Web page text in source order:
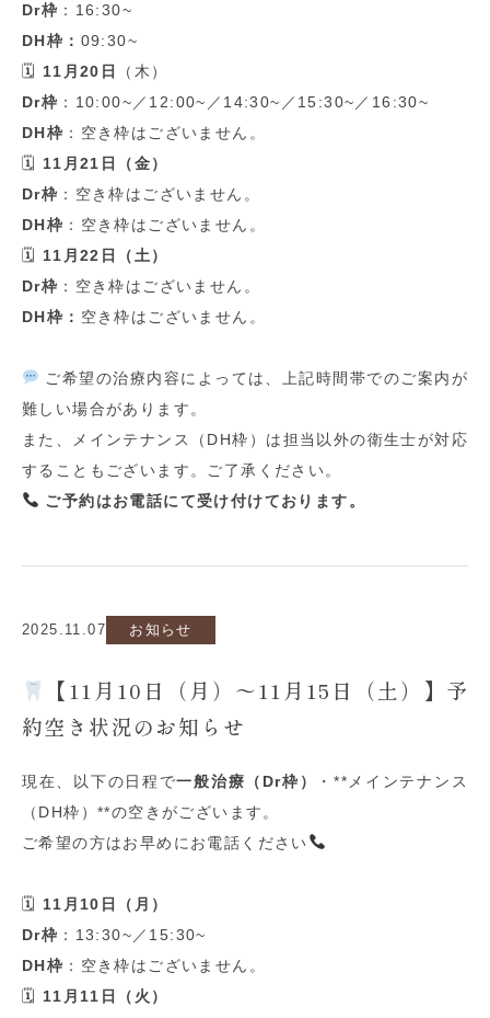
Dr枠 ： 16:30~
DH枠： 09:30~
🗓
11 月20 日
（木）
Dr枠 ： 10:00~ ／ 12:00~ ／ 14:30~ ／ 15:30~ ／ 16:30~
DH枠 ：空き枠はございません。
🗓
11 月21 日（金）
Dr枠 ：空き枠はございません。
DH枠 ：空き枠はございません。
🗓
11 月22 日（土）
Dr枠 ：空き枠はございません。
DH枠： 空き枠はございません。
ご希望の治療内容によっては、上記時間帯でのご案内が
難しい場合があります。
また、メインテナンス（ DH枠）は担当以外の衛生士が対応
することもございます。ご了承ください。
ご予約はお電話にて受け付けております。
2025.11.07 お知らせ
【11月10日（月）〜11月15日（土）】予
約空き状況のお知らせ
現在、以下の日程で一般治療（ Dr枠） ・** メインテナンス
（ DH枠）**の空きがございます。
ご希望の方はお早めにお電話ください
🗓 11 月 10 日（月）
Dr枠 ： 13:30~ ／ 15:30~
DH枠 ：空き枠はございません。
🗓
11 月 11 日（火）